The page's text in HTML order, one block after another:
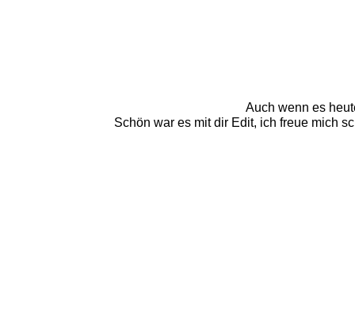
Auch wenn es
Schön war es mit dir Edit, ich freue mich